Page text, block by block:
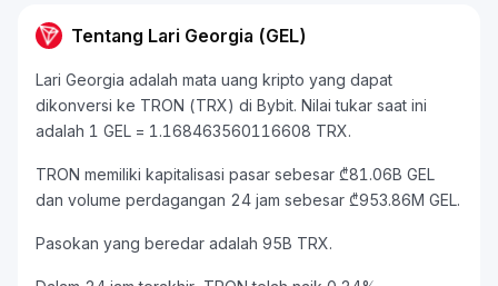
Tentang Lari Georgia (GEL)
Lari Georgia adalah mata uang kripto yang dapat
dikonversi ke TRON (TRX) di Bybit. Nilai tukar saat ini
adalah 1 GEL = 1.168463560116608 TRX.
TRON memiliki kapitalisasi pasar sebesar ₾81.06B GEL
dan volume perdagangan 24 jam sebesar ₾953.86M GEL.
Pasokan yang beredar adalah 95B TRX.